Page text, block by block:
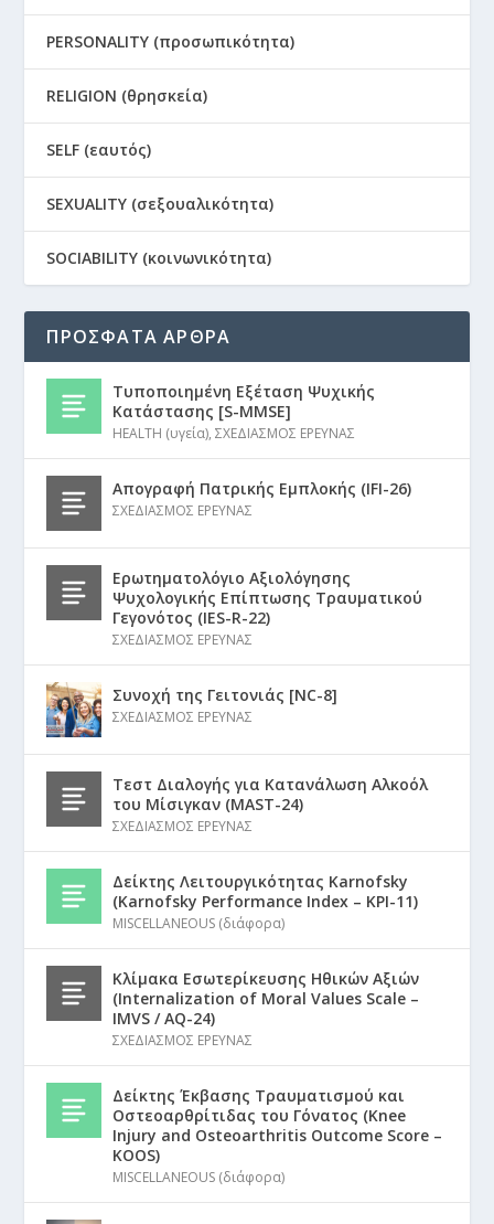
PERSONALITY (προσωπικότητα)
RELIGION (θρησκεία)
SELF (εαυτός)
SEXUALITY (σεξουαλικότητα)
SOCIABILITY (κοινωνικότητα)
ΠΡΟΣΦΑΤΑ ΑΡΘΡΑ
Τυποποιημένη Εξέταση Ψυχικής
Κατάστασης [S-MMSE]
HEALTH (υγεία),ΣΧΕΔΙΑΣΜΟΣ ΕΡΕΥΝΑΣ
Απογραφή Πατρικής Εμπλοκής (IFI-26)
ΣΧΕΔΙΑΣΜΟΣ ΕΡΕΥΝΑΣ
Ερωτηματολόγιο Αξιολόγησης
Ψυχολογικής Επίπτωσης Τραυματικού
Γεγονότος (IES-R-22)
ΣΧΕΔΙΑΣΜΟΣ ΕΡΕΥΝΑΣ
Συνοχή της Γειτονιάς [NC-8]
ΣΧΕΔΙΑΣΜΟΣ ΕΡΕΥΝΑΣ
Τεστ Διαλογής για Κατανάλωση Αλκοόλ
του Μίσιγκαν (MAST-24)
ΣΧΕΔΙΑΣΜΟΣ ΕΡΕΥΝΑΣ
Δείκτης Λειτουργικότητας Karnofsky
(Karnofsky Performance Index – KPI-11)
MISCELLANEOUS (διάφορα)
Κλίμακα Εσωτερίκευσης Ηθικών Αξιών
(Internalization of Moral Values Scale –
IMVS / AQ-24)
ΣΧΕΔΙΑΣΜΟΣ ΕΡΕΥΝΑΣ
Δείκτης Έκβασης Τραυματισμού και
Οστεοαρθρίτιδας του Γόνατος (Knee
Injury and Osteoarthritis Outcome Score –
KOOS)
MISCELLANEOUS (διάφορα)